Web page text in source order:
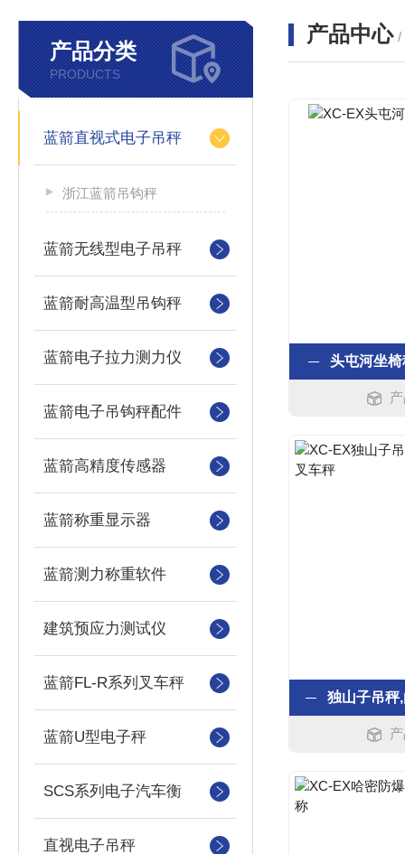
产品分类
PRODUCTS
蓝箭直视式电子吊秤
浙江蓝箭吊钩秤
蓝箭无线型电子吊秤
蓝箭耐高温型吊钩秤
蓝箭电子拉力测力仪
蓝箭电子吊钩秤配件
蓝箭高精度传感器
蓝箭称重显示器
蓝箭测力称重软件
建筑预应力测试仪
蓝箭FL-R系列叉车秤
蓝箭U型电子秤
SCS系列电子汽车衡
直视电子吊秤
产品中心 /
头屯河坐